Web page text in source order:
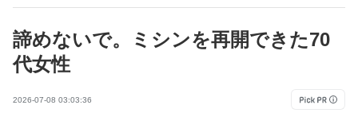
諦めないで。ミシンを再開できた70
代女性
2026-07-08 03:03:36